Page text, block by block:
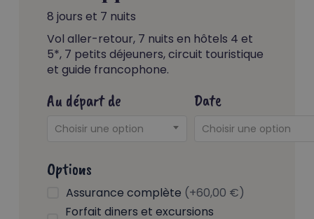
8 jours et 7 nuits
Vol aller-retour, 7 nuits en hôtels 4 et
5*, 7 petits déjeuners, circuit touristique
et guide francophone.
Au départ de
Choisir une option
Date
Choisir une option
Options
Assurance complète (+60,00 €)
Forfait diners et excursions